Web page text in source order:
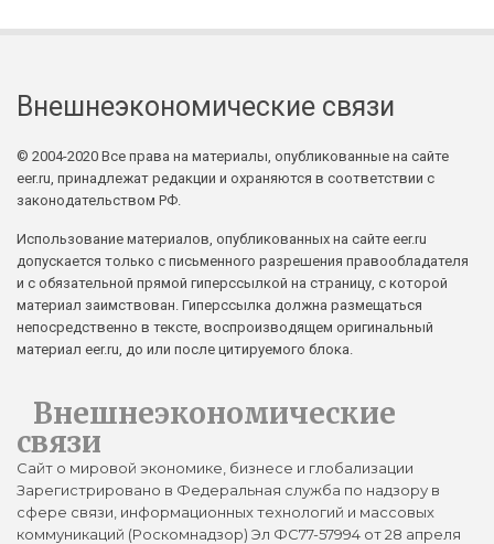
Внешнеэкономические связи
© 2004-2020 Все права на материалы, опубликованные на сайте
eer.ru, принадлежат редакции и охраняются в соответствии с
законодательством РФ.
Использование материалов, опубликованных на сайте eer.ru
допускается только с письменного разрешения правообладателя
и с обязательной прямой гиперссылкой на страницу, с которой
материал заимствован. Гиперссылка должна размещаться
непосредственно в тексте, воспроизводящем оригинальный
материал eer.ru, до или после цитируемого блока.
Внешнеэкономические
связи
Сайт о мировой экономике, бизнесе и глобализации
Зарегистрировано в Федеральная служба по надзору в
сфере связи, информационных технологий и массовых
коммуникаций (Роскомнадзор) Эл ФС77-57994 от 28 апреля